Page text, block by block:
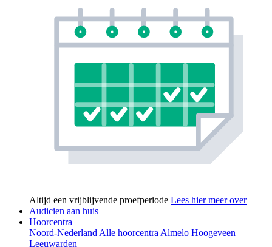
Altijd een vrijblijvende proefperiode Lees hier meer over
Audicien aan huis
Hoorcentra
Noord-Nederland Alle hoorcentra Almelo Hoogeveen
Leeuwarden